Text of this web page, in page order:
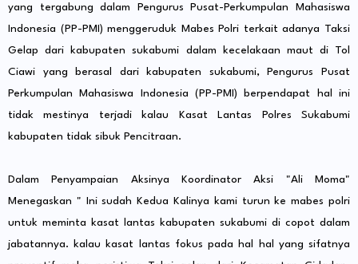
yang tergabung dalam Pengurus Pusat-Perkumpulan Mahasiswa
Indonesia (PP-PMI) menggeruduk Mabes Polri terkait adanya Taksi
Gelap dari kabupaten sukabumi dalam kecelakaan maut di Tol
Ciawi yang berasal dari kabupaten sukabumi, Pengurus Pusat
Perkumpulan Mahasiswa Indonesia (PP-PMI) berpendapat hal ini
tidak mestinya terjadi kalau Kasat Lantas Polres Sukabumi
kabupaten tidak sibuk Pencitraan.
Dalam Penyampaian Aksinya Koordinator Aksi "Ali Moma"
Menegaskan " Ini sudah Kedua Kalinya kami turun ke mabes polri
untuk meminta kasat lantas kabupaten sukabumi di copot dalam
jabatannya. kalau kasat lantas fokus pada hal hal yang sifatnya